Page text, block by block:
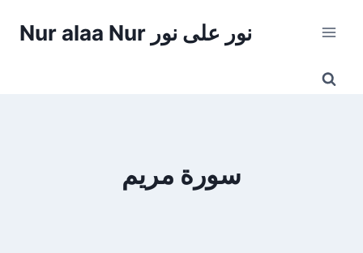
Nur alaa Nur نور على نور
سورة مريم